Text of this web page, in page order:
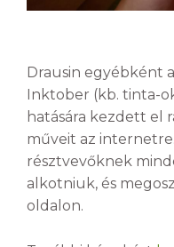
Drausin egyébként
Inktober (kb. tinta-
hatására kezdett el
műveit az
résztvevőknek
alkotniuk, és
oldalon.